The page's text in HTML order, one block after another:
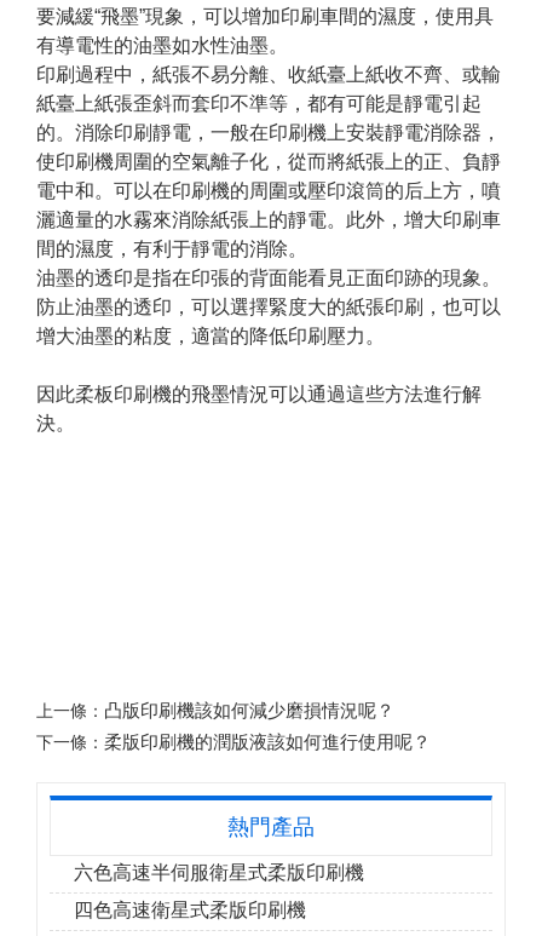
要減緩“飛墨”現象，可以增加印刷車間的濕度，使用具
有導電性的油墨如水性油墨。
印刷過程中，紙張不易分離、收紙臺上紙收不齊、或輸
紙臺上紙張歪斜而套印不準等，都有可能是靜電引起
的。消除印刷靜電，一般在印刷機上安裝靜電消除器，
使印刷機周圍的空氣離子化，從而將紙張上的正、負靜
電中和。可以在印刷機的周圍或壓印滾筒的后上方，噴
灑適量的水霧來消除紙張上的靜電。此外，增大印刷車
間的濕度，有利于靜電的消除。
油墨的透印是指在印張的背面能看見正面印跡的現象。
防止油墨的透印，可以選擇緊度大的紙張印刷，也可以
增大油墨的粘度，適當的降低印刷壓力。
因此柔板印刷機的飛墨情況可以通過這些方法進行解
決。
上一條： 凸版印刷機該如何減少磨損情況呢？
下一條： 柔版印刷機的潤版液該如何進行使用呢？
熱門產品
六色高速半伺服衛星式柔版印刷機
四色高速衛星式柔版印刷機